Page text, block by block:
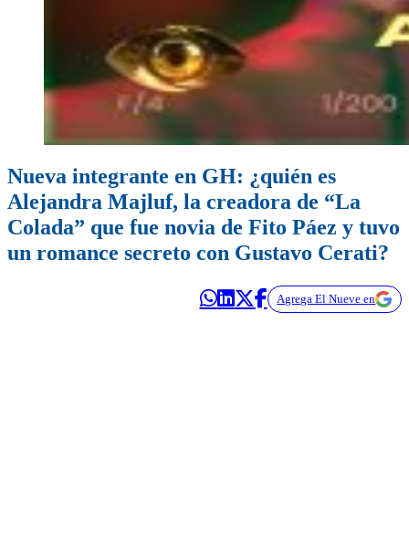
Nueva integrante en GH: ¿quién es
Alejandra Majluf, la creadora de “La
Colada” que fue novia de Fito Páez y tuvo
un romance secreto con Gustavo Cerati?
Agrega El Nueve en